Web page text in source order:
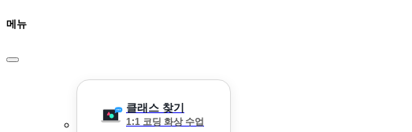
메뉴
클래스 찾기
1:1 코딩 화상 수업